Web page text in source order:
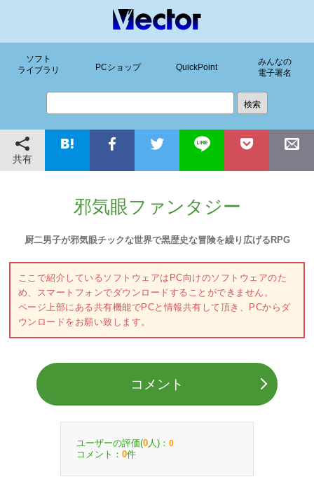
ソフト
ライブラリ
PCショップ QuickPoint
みんなの
電子署名
共有
邪気眼ファンタジー
厨二男子が邪気眼チックな世界で黒歴史な冒険を繰り広げるRPG
ここで紹介しているソフトウェアはPC向けのソフトウェアのた
め、スマートフォンでダウンロードすることができません。
ページ上部にある共有機能でPCと情報共有して頂き、PCからダ
ウンロードをお願い致します。
コメント
ユーザーの評価(0 人)： 0
コメント： 0件